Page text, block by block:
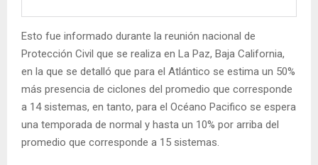
Esto fue informado durante la reunión nacional de
Protección Civil que se realiza en La Paz, Baja California,
en la que se detalló que para el Atlántico se estima un 50%
más presencia de ciclones del promedio que corresponde
a 14 sistemas, en tanto, para el Océano Pacifico se espera
una temporada de normal y hasta un 10% por arriba del
promedio que corresponde a 15 sistemas.